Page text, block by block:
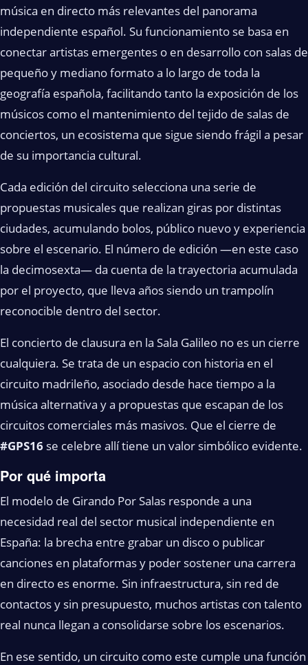
música en directo más relevantes del panorama
independiente español. Su funcionamiento se basa en
conectar artistas emergentes o en desarrollo con salas de
pequeño y mediano formato a lo largo de toda la
geografía española, facilitando tanto la exposición de los
músicos como el mantenimiento del tejido de salas de
conciertos, un ecosistema que sigue siendo frágil a pesar
de su importancia cultural.
Cada edición del circuito selecciona una serie de
propuestas musicales que realizan giras por distintas
ciudades, acumulando bolos, público nuevo y experiencia
sobre el escenario. El número de edición —en este caso
la decimosexta— da cuenta de la trayectoria acumulada
por el proyecto, que lleva años siendo un trampolín
reconocible dentro del sector.
El concierto de clausura en la Sala Galileo no es un cierre
cualquiera. Se trata de un espacio con historia en el
circuito madrileño, asociado desde hace tiempo a la
música alternativa y a propuestas que escapan de los
circuitos comerciales más masivos. Que el cierre de
#GPS16 se celebre allí tiene un valor simbólico evidente.
Por qué importa
El modelo de Girando Por Salas responde a una
necesidad real del sector musical independiente en
España: la brecha entre grabar un disco o publicar
canciones en plataformas y poder sostener una carrera
en directo es enorme. Sin infraestructura, sin red de
contactos y sin presupuesto, muchos artistas con talento
real nunca llegan a consolidarse sobre los escenarios.
En ese sentido, un circuito como este cumple una función